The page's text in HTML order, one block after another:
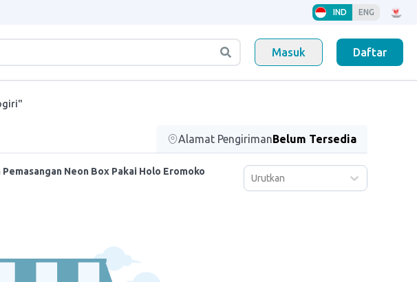
IND ENG
Masuk Daftar
Alamat PengirimanBelum Tersedia
Pemasangan Neon Box Pakai Holo Eromoko
Urutkan